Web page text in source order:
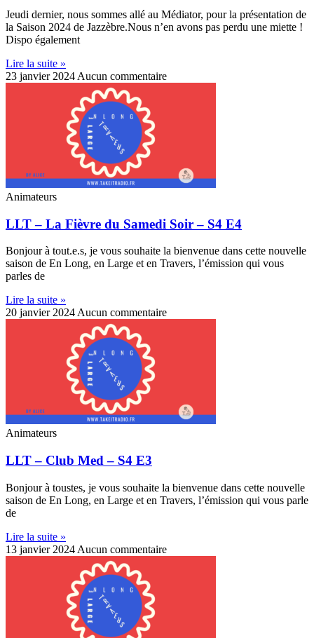
Jeudi dernier, nous sommes allé au Médiator, pour la présentation de
la Saison 2024 de Jazzèbre.Nous n’en avons pas perdu une miette !
Dispo également
Lire la suite »
23 janvier 2024 Aucun commentaire
Animateurs
LLT – La Fièvre du Samedi Soir – S4 E4
Bonjour à tout.e.s, je vous souhaite la bienvenue dans cette nouvelle
saison de En Long, en Large et en Travers, l’émission qui vous
parles de
Lire la suite »
20 janvier 2024 Aucun commentaire
Animateurs
LLT – Club Med – S4 E3
Bonjour à toustes, je vous souhaite la bienvenue dans cette nouvelle
saison de En Long, en Large et en Travers, l’émission qui vous parle
de
Lire la suite »
13 janvier 2024 Aucun commentaire